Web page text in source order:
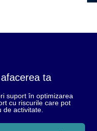
ta
suport în optimizarea
cu riscurile care pot
activitate.